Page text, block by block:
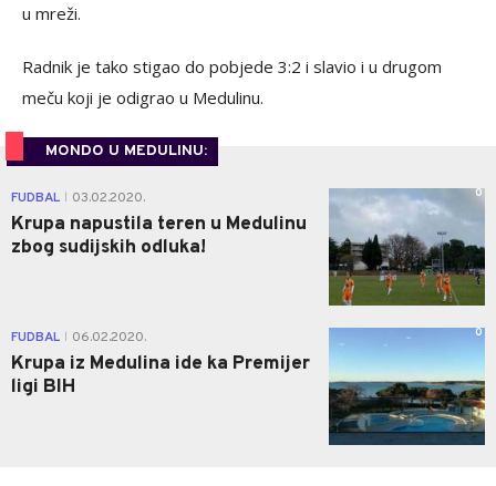
u mreži.
Radnik je tako stigao do pobjede 3:2 i slavio i u drugom
meču koji je odigrao u Medulinu.
MONDO U MEDULINU:
FUDBAL 03.02.2020.
Krupa napustila teren u Medulinu
zbog sudijskih odluka!
0
FUDBAL 06.02.2020.
Krupa iz Medulina ide ka Premijer
ligi BIH
0